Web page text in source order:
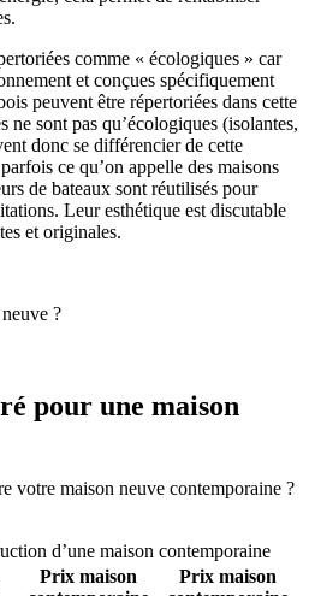
comme « écologiques » car
et conçues spécifiquement
peuvent être répertoriées dans cette
ne sont pas qu’écologiques (isolantes,
donc se différencier de cette
ce qu’on appelle des maisons
de bateaux sont réutilisés pour
Leur esthétique est discutable
et originales.
?
pour une maison
votre maison neuve contemporaine ?
d’une maison contemporaine
Prix maison
Prix maison